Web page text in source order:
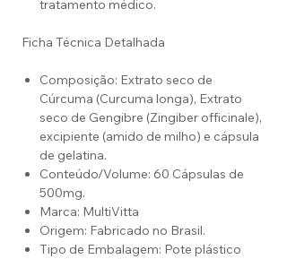
tratamento médico.
Ficha Técnica Detalhada
Composição: Extrato seco de
Cúrcuma (Curcuma longa), Extrato
seco de Gengibre (Zingiber officinale),
excipiente (amido de milho) e cápsula
de gelatina.
Conteúdo/Volume: 60 Cápsulas de
500mg.
Marca: MultiVitta
Origem: Fabricado no Brasil.
Tipo de Embalagem: Pote plástico